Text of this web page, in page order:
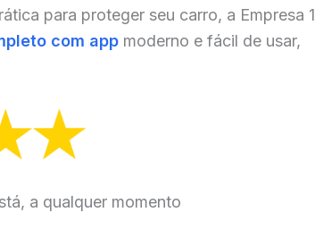
para proteger seu carro, a Empresa 1
com app moderno e fácil de usar,
a qualquer momento